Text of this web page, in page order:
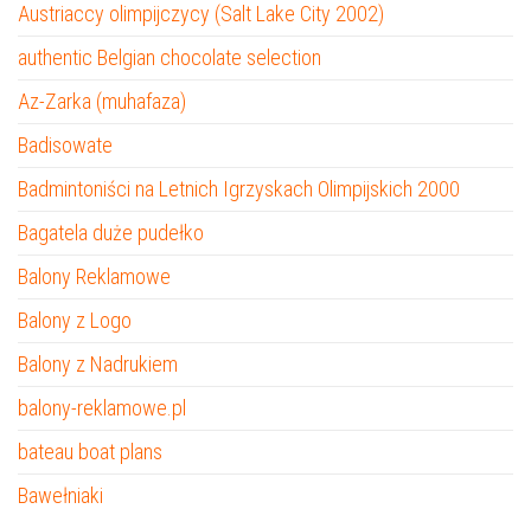
Austriaccy olimpijczycy (Salt Lake City 2002)
authentic Belgian chocolate selection
Az-Zarka (muhafaza)
Badisowate
Badmintoniści na Letnich Igrzyskach Olimpijskich 2000
Bagatela duże pudełko
Balony Reklamowe
Balony z Logo
Balony z Nadrukiem
balony-reklamowe.pl
bateau boat plans
Bawełniaki